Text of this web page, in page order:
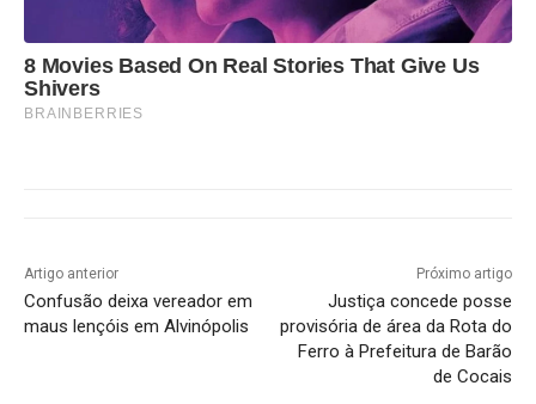
8 Movies Based On Real Stories That Give Us
Shivers
BRAINBERRIES
Artigo anterior
Confusão deixa vereador em
maus lençóis em Alvinópolis
Próximo artigo
Justiça concede posse
provisória de área da Rota do
Ferro à Prefeitura de Barão
de Cocais